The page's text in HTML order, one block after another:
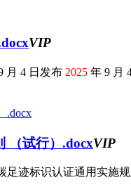
VIP
月 4 日发布 2025 年 9 月
（试行）.docxVIP
足迹标识认证通用实施规